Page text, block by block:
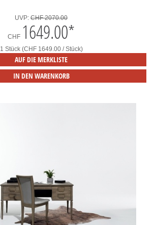
UVP: CHF 2070.00
CHF 1649.00*
1 Stück (CHF 1649.00 / Stück)
AUF DIE MERKLISTE
IN DEN WARENKORB